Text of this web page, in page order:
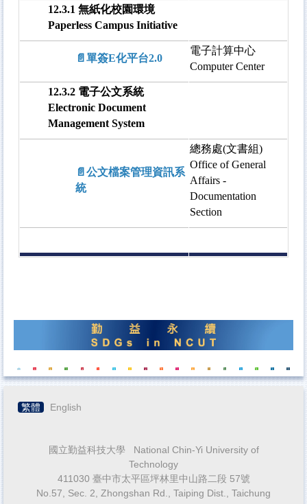
12.3.1 無紙化校園環境
Paperless Campus Initiative
📄單簽E化平台2.0
電子計算中心
Computer Center
12.3.2 電子公文系統
Electronic Document
Management System
📄公文檔案管理資訊系
統
總務處(文書組)
Office of General
Affairs -
Documentation
Section
繁體 English
國立勤益科技大學 National Chin-Yi University of
Technology
411030 臺中市太平區坪林里中山路二段 57號
No.57, Sec. 2, Zhongshan Rd., Taiping Dist., Taichung